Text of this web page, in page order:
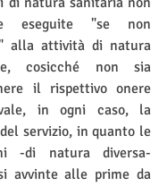
eseguite "se non
alla attività di natura
cosicché non sia
il rispettivo onere
in ogni caso, la
servizio, in quanto le
-di natura diversa-
avvinte alle prime da